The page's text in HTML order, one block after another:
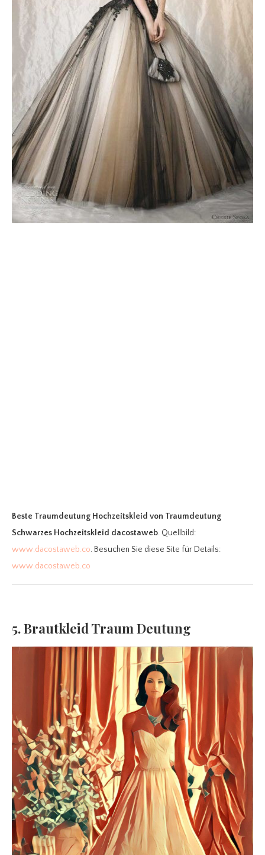
Beste Traumdeutung Hochzeitskleid von Traumdeutung
Schwarzes Hochzeitskleid dacostaweb. Quellbild:
www.dacostaweb.co. Besuchen Sie diese Site für Details:
www.dacostaweb.co
5. Brautkleid Traum Deutung